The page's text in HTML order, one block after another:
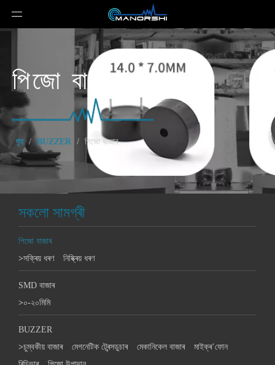
পিজো বাজাৰ
গৃহ / BUZZER / পিজো বাজাৰ
সকলো সামগ্ৰী
পিজো বাজাৰ
>সক্ৰিয় ধৰণ নিষ্ক্ৰিয় ধৰণ
SMD বাজাৰ
>০-২০মিমি
BUZZER
>চুম্বকীয় বাজাৰ মেগনেটিক ট্ৰেন্সডুচাৰ মেকানিকেল বাজাৰ
মাইক্ৰ’ফোন